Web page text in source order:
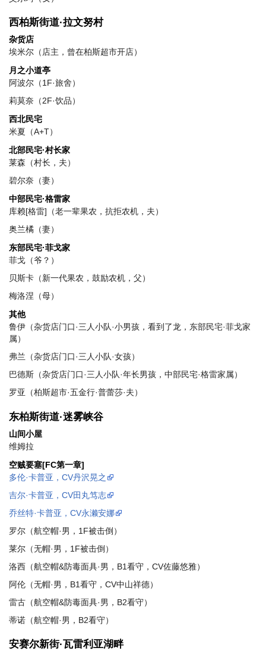
西柏斯街道·拉文努村
杂货店
埃米尔（店主，曾在柏斯超市开店）
月之小道亭
阿波尔（1F·旅舍）
莉莫奈（2F·饮品）
西北民宅
米夏（A+T）
北部民宅·村长家
莱森（村长，夫）
碧尔奈（妻）
中部民宅·格雷家
库赖[格雷]（老一辈果农，抗拒农机，夫）
奥兰橘（妻）
东部民宅·菲戈家
菲戈（爷？）
贝斯卡（新一代果农，鼓励农机，父）
梅洛涅（母）
其他
鲁伊（杂货店门口·三人小队·小男孩，看到了龙，东部民宅·菲戈家
属）
弗兰（杂货店门口·三人小队·女孩）
巴德斯（杂货店门口·三人小队·年长男孩，中部民宅·格雷家属）
罗亚（柏斯超市·五金行·普蕾莎·夫）
东柏斯街道·迷雾峡谷
山间小屋
维姆拉
空贼要塞[FC第一章]
多伦·卡普亚，CV丹沢晃之
吉尔·卡普亚，CV田丸笃志
乔丝特·卡普亚，CV永濑安娜
罗尔（航空帽·男，1F被击倒）
莱尔（无帽·男，1F被击倒）
洛西（航空帽&防毒面具·男，B1看守，CV佐藤悠雅）
阿伦（无帽·男，B1看守，CV中山祥德）
雷古（航空帽&防毒面具·男，B2看守）
蒂诺（航空帽·男，B2看守）
安赛尔新街·瓦雷利亚湖畔